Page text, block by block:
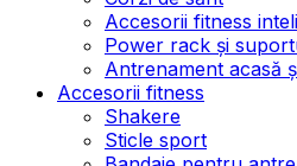
Accesorii fitness
Power rack și
Antrenament acasă
Accesorii fitness
Shakere
Sticle sport